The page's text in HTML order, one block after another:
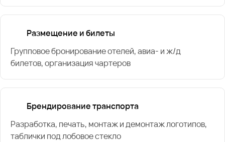
Размещение и билеты
Групповое бронирование отелей, авиа- и ж/д
билетов, организация чартеров
Брендирование транспорта
Разработка, печать, монтаж и демонтаж логотипов,
таблички под лобовое стекло